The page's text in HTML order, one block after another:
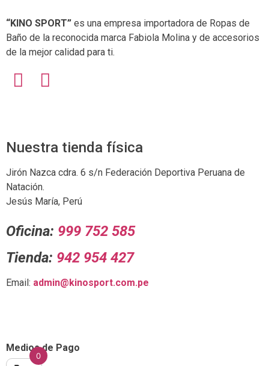
“KINO SPORT” es una empresa importadora de Ropas de
Baño de la reconocida marca Fabiola Molina y de accesorios
de la mejor calidad para ti.
Nuestra tienda física
Jirón Nazca cdra. 6 s/n Federación Deportiva Peruana de
Natación.
Jesús María, Perú
Oficina: 999 752 585
Tienda: 942 954 427
Email: admin@kinosport.com.pe
Medios de Pago
0